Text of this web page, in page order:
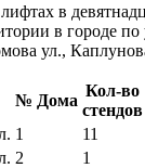
в
в городе
ул.,
№ Дома
Кол-во
стендов
1
11
2
1